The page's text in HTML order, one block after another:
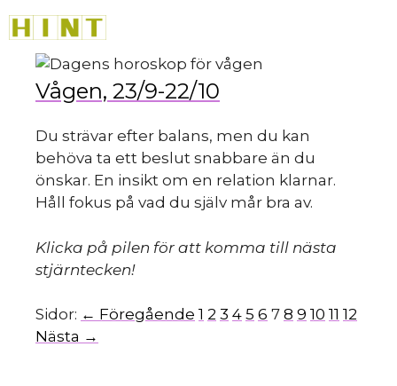
till
innehåll
Vågen, 23/9-22/10
Du strävar efter balans, men du kan
behöva ta ett beslut snabbare än du
önskar. En insikt om en relation klarnar.
Håll fokus på vad du själv mår bra av.
Klicka på pilen för att komma till nästa
stjärntecken!
Sidor: ← Föregående 1 2 3 4 5 6 7 8 9 10 11 12
Nästa →